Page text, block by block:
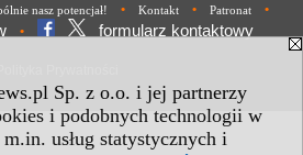
Sp. z o.o. i jej partnerzy
i podobnych technologii w
usług statystycznych i
nasz potencjał! • Kontakt • Patronat •
• formularz kontaktowy